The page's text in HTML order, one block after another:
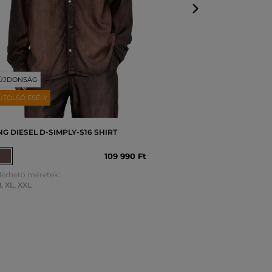
ESÉLY
DIESEL D-SIMPLY-S16 SHIRT
109 990 Ft
méretek:
, XL , XXL